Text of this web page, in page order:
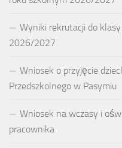
Wyniki rekrutacji do
2026/2027
Wniosek o przyjęcie
Przedszkolnego w Pasymiu
Wniosek na wczasy i
pracownika